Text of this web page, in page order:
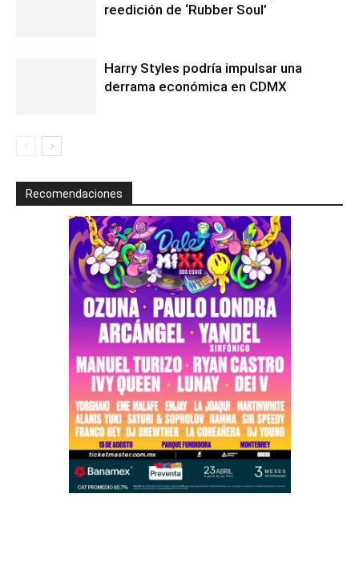
reedición de ‘Rubber Soul’
Harry Styles podría impulsar una
derrama económica en CDMX
Recomendaciones